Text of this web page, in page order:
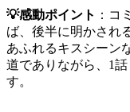
💡感動ポイント ：コ
ば、後半に明かされ
あふれるキスシーン
道でありながら、1
す。